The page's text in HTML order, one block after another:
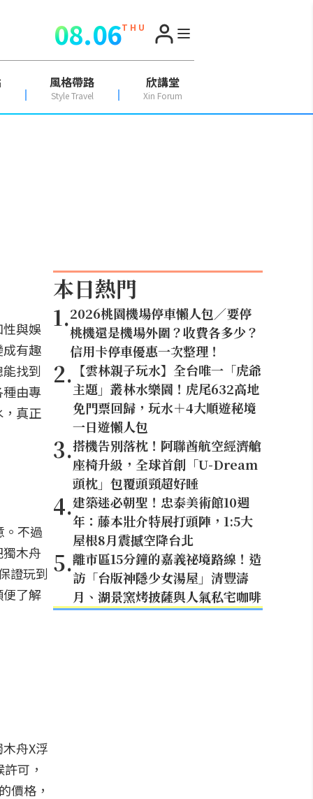
08.06T H U
風格帶路
Style Travel
欣講堂
Xin Forum
與娛
有趣
找到
由專
真正
。不過
木舟
證玩到
了解
舟X浮
可，
價格，
本日熱門
1.2026桃園機場停車懶人包／要停
桃機還是機場外圍？收費各多少？
信用卡停車優惠一次整理！
2. 【雲林親子玩水】全台唯一「虎爺
主題」叢林水樂園！虎尾632高地
免門票回歸，玩水＋4大順遊秘境
一日遊懶人包
3.搭機告別落枕！阿聯酋航空經濟艙
座椅升級，全球首創「U-Dream
頭枕」包覆頭頸超好睡
4.建築迷必朝聖！忠泰美術館10週
年：藤本壯介特展打頭陣，1:5大
屋根8月震撼空降台北
5.離市區15分鐘的嘉義祕境路線！造
訪「台版神隱少女湯屋」清豐濤
月、湖景窯烤披薩與人氣私宅咖啡